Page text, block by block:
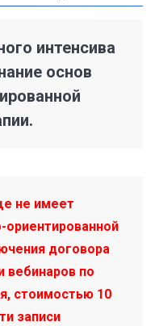
интенсива
основ
не имеет
ориентированной
договора
вебинаров по
стоимостью 10
записи